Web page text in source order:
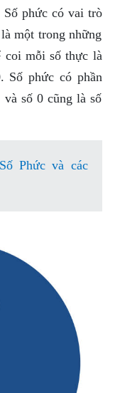
phức có vai trò
một trong những
coi mỗi số thực là
Số phức có phần
số 0 cũng là số
Phức và các